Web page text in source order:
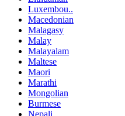
Luxembou..
Macedonian
Malagasy
Malay
Malayalam
Maltese
Maori
Marathi
Mongolian
Burmese
Nepali